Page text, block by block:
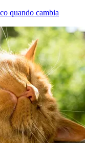
quando cambia